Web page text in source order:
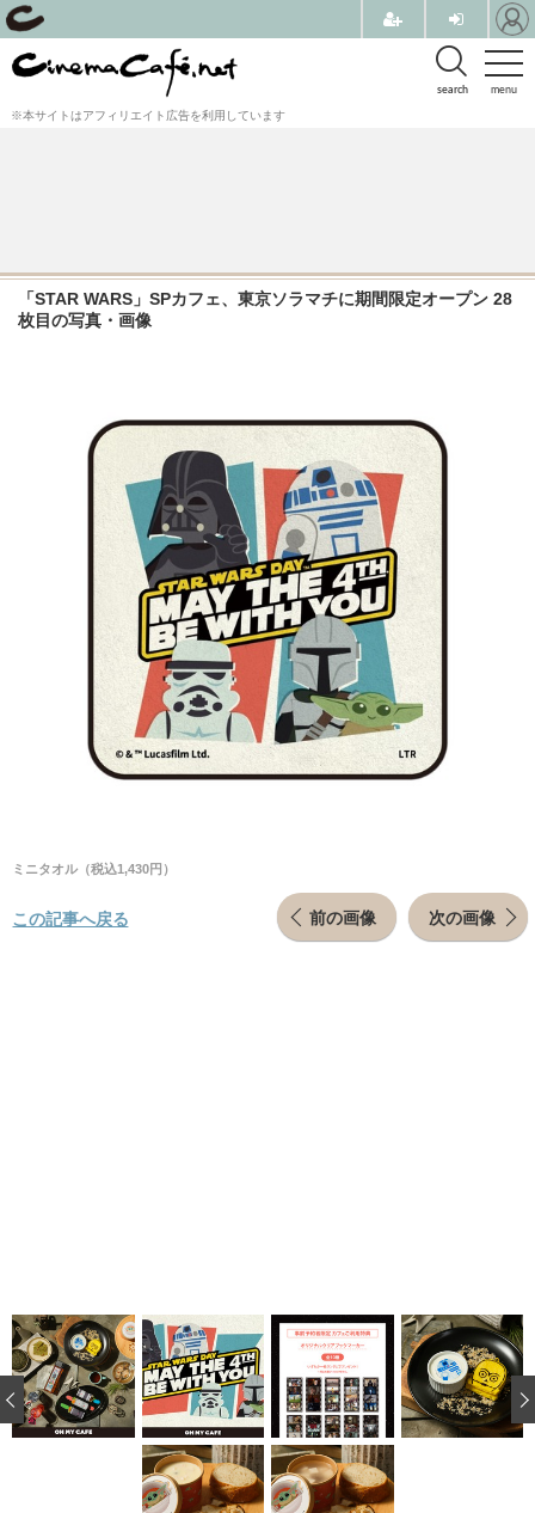
menu
search
※本サイトはアフィリエイト広告を利用しています
「STAR WARS」SPカフェ、東京ソラマチに期間限定オープン 28
枚目の写真・画像
ミニタオル（税込1,430円）
前の画像 次の画像
この記事へ戻る
‹